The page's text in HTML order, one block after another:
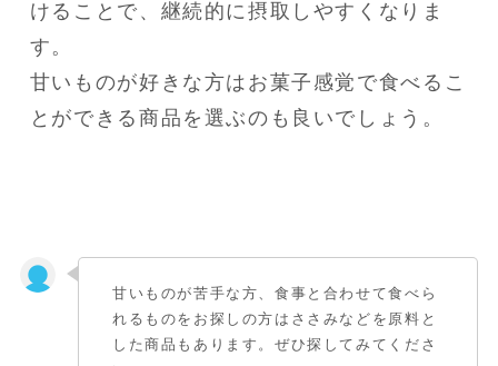
けることで、継続的に摂取しやすくなりま
す。
甘いものが好きな方はお菓子感覚で食べるこ
とができる商品を選ぶのも良いでしょう。
甘いものが苦手な方、食事と合わせて食べら
れるものをお探しの方はささみなどを原料と
した商品もあります。ぜひ探してみてくださ